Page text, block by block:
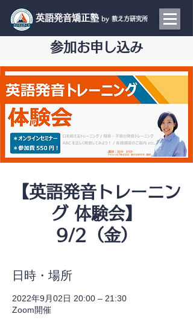
​英語発音矯正塾 by 教え方研究所
参加お申し込み
【英語発音トレーニン
グ 体験会】
9/2（金）
日時・場所
2022年9月02日 20:00 – 21:30
Zoom開催